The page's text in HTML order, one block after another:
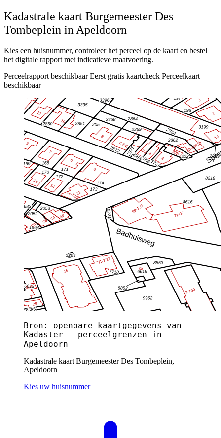
Kadastrale kaart Burgemeester Des
Tombeplein in Apeldoorn
Kies een huisnummer, controleer het perceel op de kaart en bestel
het digitale rapport met indicatieve maatvoering.
Perceelrapport beschikbaar Eerst gratis kaartcheck Perceelkaart
beschikbaar
Bron: openbare kaartgegevens van
Kadaster — perceelgrenzen in
Apeldoorn
Kadastrale kaart Burgemeester Des Tombeplein,
Apeldoorn
Kies uw huisnummer